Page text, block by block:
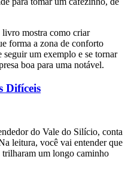
livro mostra como criar
forma a zona de conforto
um exemplo e se tornar
boa para uma notável.
Difíceis
do Vale do Silício, conta
leitura, você vai entender que
trilharam um longo caminho